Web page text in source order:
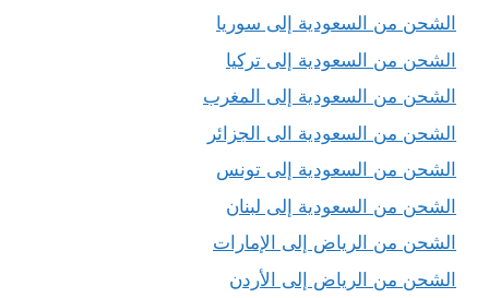
الشحن من السعودية إلى سوريا
الشحن من السعودية إلى تركيا
الشحن من السعودية إلى المغرب
الشحن من السعودية الى الجزائر
الشحن من السعودية إلى تونس
الشحن من السعودية إلى لبنان
الشحن من الرياض إلى الإمارات
الشحن من الرياض إلى الأردن